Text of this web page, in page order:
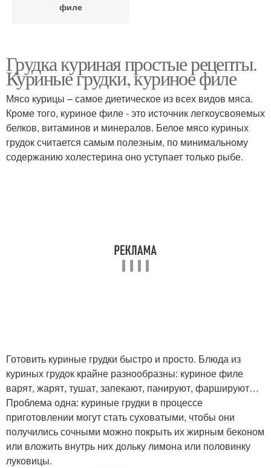
филе
Грудка куриная простые рецепты.
Куриные грудки, куриное филе
Мясо курицы – самое диетическое из всех видов мяса.
Кроме того, куриное филе - это источник легкоусвояемых
белков, витаминов и минералов. Белое мясо куриных
грудок считается самым полезным, по минимальному
содержанию холестерина оно уступает только рыбе.
Готовить куриные грудки быстро и просто. Блюда из
куриных грудок крайне разнообразны: куриное филе
варят, жарят, тушат, запекают, панируют, фаршируют…
Проблема одна: куриные грудки в процессе
приготовлении могут стать суховатыми, чтобы они
получились сочными можно покрыть их жирным беконом
или вложить внутрь них дольку лимона или половинку
луковицы.